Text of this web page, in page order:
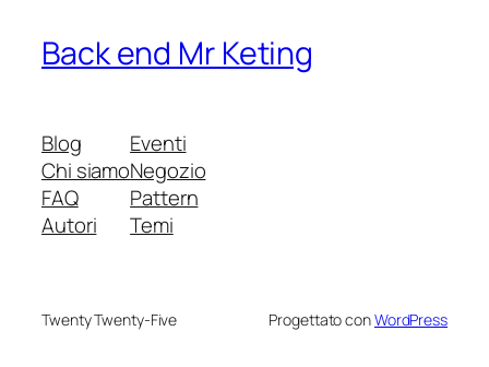
Back end Mr Keting
Blog
Chi siamo
FAQ
Autori
Eventi
Negozio
Pattern
Temi
Twenty Twenty-Five Progettato conWordPress